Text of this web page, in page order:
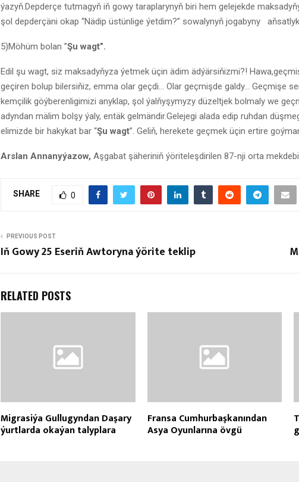
ýazyň.Depderçe tutmagyň iň gowy taraplarynyň biri hem gelejekde
şol depderçäni okap “Nädip üstünlige ýetdim?” sowalynyň jogabyny
5)Möhüm bolan ”Şu wagt”.
Edil şu wagt, siz maksadyňyza ýetmek üçin ädim ädýärsiňizmi?!
geçiren bolup bilersiňiz, emma olar geçdi… Olar geçmişde galdy… Geçmişe
kemçilik göýberenligimizi anyklap, şol ýalňyşymyzy düzeltjek bolmaly we
adyndan mälim bolşy ýaly, entäk gelmändir.Gelejegi alada edip ruhdan
elimizde bir hakykat bar “Şu wagt”. Geliň, herekete geçmek üçin ertire
Arslan Annanyýazow, Aşgabat şäheriniň ýöriteleşdirilen 87-nji orta
SHARE 0
PREVIOUS POST
Iň Gowy 25 Eseriň Awtoryna ýörite teklip
RELATED POSTS
Migrasiýa Gullugyndan Daşary
ýurtlarda okaýan talyplara
Fransa Cumhurbaşkanından
Asya Oyunlarına övgü